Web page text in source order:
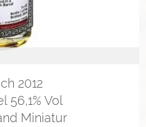
2012
56,1% Vol
Miniatur